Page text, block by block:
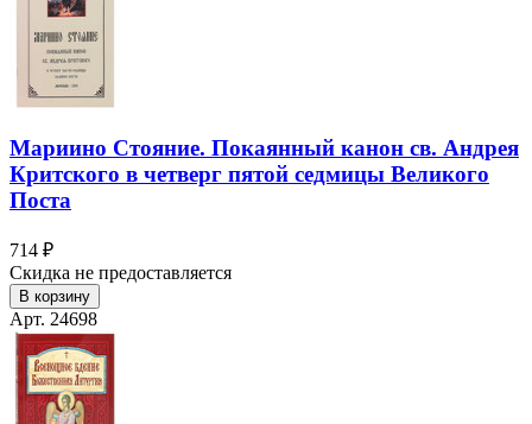
Мариино Стояние. Покаянный канон св. Андрея
Критского в четверг пятой седмицы Великого
Поста
714 ₽
Скидка не предоставляется
В корзину
Арт. 24698